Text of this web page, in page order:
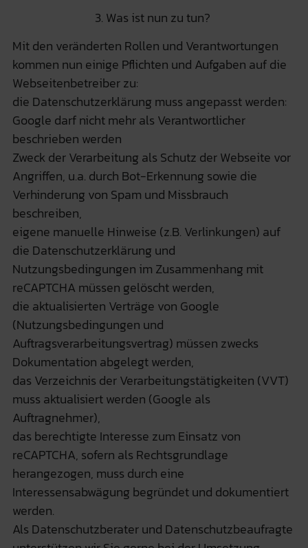
3. Was ist nun zu tun?
Mit den veränderten Rollen und Verantwortungen
kommen nun einige Pflichten und Aufgaben auf die
Webseitenbetreiber zu:
die Datenschutzerklärung muss angepasst werden:
Google darf nicht mehr als Verantwortlicher
beschrieben werden
Zweck der Verarbeitung als Schutz der Webseite vor
Angriffen, u.a. durch Bot-Erkennung sowie die
Verhinderung von Spam und Missbrauch
beschreiben,
eigene manuelle Hinweise (z.B. Verlinkungen) auf
die Datenschutzerklärung und
Nutzungsbedingungen im Zusammenhang mit
reCAPTCHA müssen gelöscht werden,
die aktualisierten Verträge von Google
(Nutzungsbedingungen und
Auftragsverarbeitungsvertrag) müssen zwecks
Dokumentation abgelegt werden,
das Verzeichnis der Verarbeitungstätigkeiten (VVT)
muss aktualisiert werden (Google als
Auftragnehmer),
das berechtigte Interesse zum Einsatz von
reCAPTCHA, sofern als Rechtsgrundlage
herangezogen, muss durch eine
Interessensabwägung begründet und dokumentiert
werden.
Als Datenschutzberater und Datenschutzbeaufragte